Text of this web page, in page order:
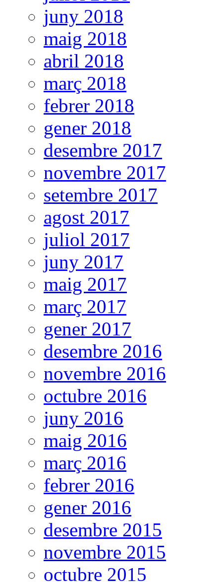
juny 2018
maig 2018
abril 2018
març 2018
febrer 2018
gener 2018
desembre 2017
novembre 2017
setembre 2017
agost 2017
juliol 2017
juny 2017
maig 2017
març 2017
gener 2017
desembre 2016
novembre 2016
octubre 2016
juny 2016
maig 2016
març 2016
febrer 2016
gener 2016
desembre 2015
novembre 2015
octubre 2015